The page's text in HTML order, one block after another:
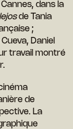
dans la
de Tania
;
Daniel
travail montré
de
La